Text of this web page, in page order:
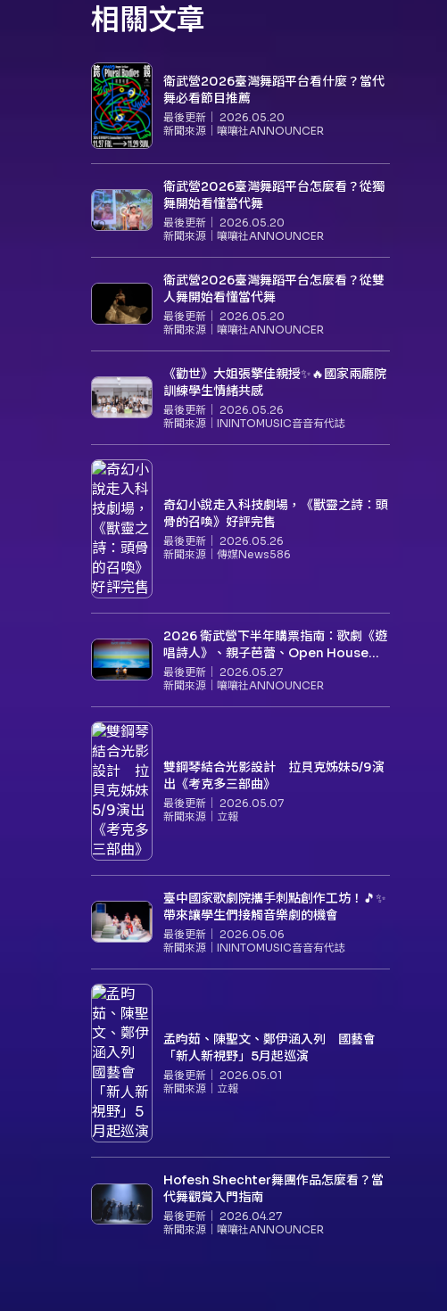
相關文章
衛武營2026臺灣舞蹈平台看什麼？當代
舞必看節目推薦
最後更新｜ 2026.05.20
新聞來源｜ 嚷嚷社ANNOUNCER
衛武營2026臺灣舞蹈平台怎麼看？從獨
舞開始看懂當代舞
最後更新｜ 2026.05.20
新聞來源｜ 嚷嚷社ANNOUNCER
衛武營2026臺灣舞蹈平台怎麼看？從雙
人舞開始看懂當代舞
最後更新｜ 2026.05.20
新聞來源｜ 嚷嚷社ANNOUNCER
《勸世》大姐張擎佳親授✨🔥國家兩廳院
訓練學生情緒共感
最後更新｜ 2026.05.26
新聞來源｜ ININTOMUSIC音音有代誌
奇幻小說走入科技劇場，《獸靈之詩：頭
骨的召喚》好評完售
最後更新｜ 2026.05.26
新聞來源｜ 傳媒News586
2026 衛武營下半年購票指南：歌劇《遊
唱詩人》、親子芭蕾、Open House下
半年必看節目一次看
最後更新｜ 2026.05.27
新聞來源｜ 嚷嚷社ANNOUNCER
雙鋼琴結合光影設計 拉貝克姊妹5/9演
出《考克多三部曲》
最後更新｜ 2026.05.07
新聞來源｜ 立報
臺中國家歌劇院攜手刺點創作工坊！🎵✨
帶來讓學生們接觸音樂劇的機會
最後更新｜ 2026.05.06
新聞來源｜ ININTOMUSIC音音有代誌
孟昀茹、陳聖文、鄭伊涵入列 國藝會
「新人新視野」5月起巡演
最後更新｜ 2026.05.01
新聞來源｜ 立報
Hofesh Shechter舞團作品怎麼看？當
代舞觀賞入門指南
最後更新｜ 2026.04.27
新聞來源｜ 嚷嚷社ANNOUNCER